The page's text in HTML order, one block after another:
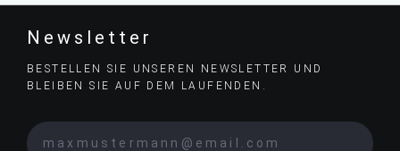
Newsletter
BESTELLEN SIE UNSEREN NEWSLETTER UND
BLEIBEN SIE AUF DEM LAUFENDEN.